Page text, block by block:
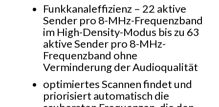
Funkkanaleffizienz – 22 aktive
Sender pro 8-MHz-Frequenzband
im High-Density-Modus bis zu 63
aktive Sender pro 8-MHz-
Frequenzband ohne
Verminderung der Audioqualität
optimiertes Scannen findet und
priorisiert automatisch die